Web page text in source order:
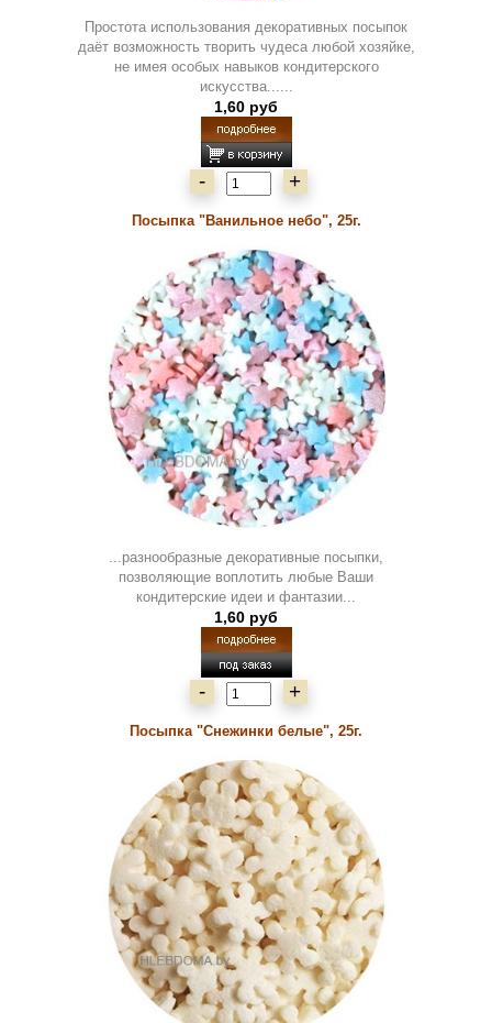
Простота использования декоративных посыпок
даёт возможность творить чудеса любой хозяйке,
не имея особых навыков кондитерского
искусства......
1,60 руб
- +
Посыпка "Ванильное небо", 25г.
...разнообразные декоративные посыпки,
позволяющие воплотить любые Ваши
кондитерские идеи и фантазии...
1,60 руб
- +
Посыпка "Снежинки белые", 25г.